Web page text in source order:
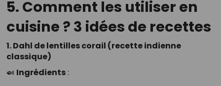
5. Comment les utiliser en
cuisine ? 3 idées de recettes
1. Dahl de lentilles corail (recette indienne
classique)
🍛 Ingrédients: